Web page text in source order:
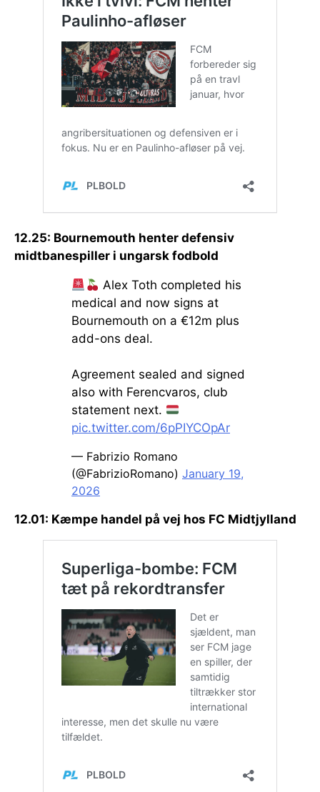
12.25: Bournemouth henter defensiv
midtbanespiller i ungarsk fodbold
Alex Toth completed his
medical and now signs at
Bournemouth on a €12m plus
add-ons deal.
Agreement sealed and signed
also with Ferencvaros, club
statement next.
pic.twitter.com/6pPIYCOpAr
— Fabrizio Romano
(@FabrizioRomano) January 19,
2026
12.01: Kæmpe handel på vej hos FC Midtjylland